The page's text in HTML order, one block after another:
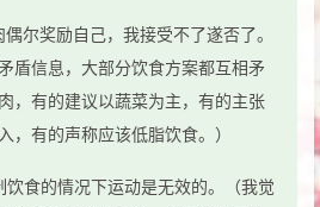
偶尔奖励自己，我接受不了遂否了。
盾信息，大部分饮食方案都互相矛
，有的建议以蔬菜为主，有的主张
，有的声称应该低脂饮食。）
饮食的情况下运动是无效的。（我觉